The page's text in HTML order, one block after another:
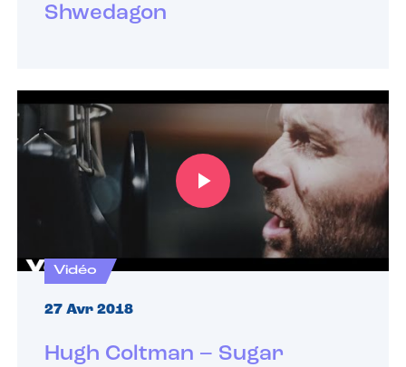
Shwedagon
Vidéo
27 Avr 2018
Hugh Coltman – Sugar